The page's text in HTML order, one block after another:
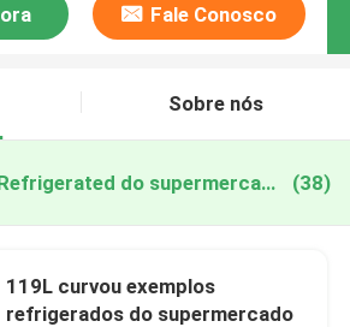
Fale Conosco
Sobre nós
CHINA Caixa Refrigerated do supermercado fino (38)
119L curvou exemplos
refrigerados do supermercado